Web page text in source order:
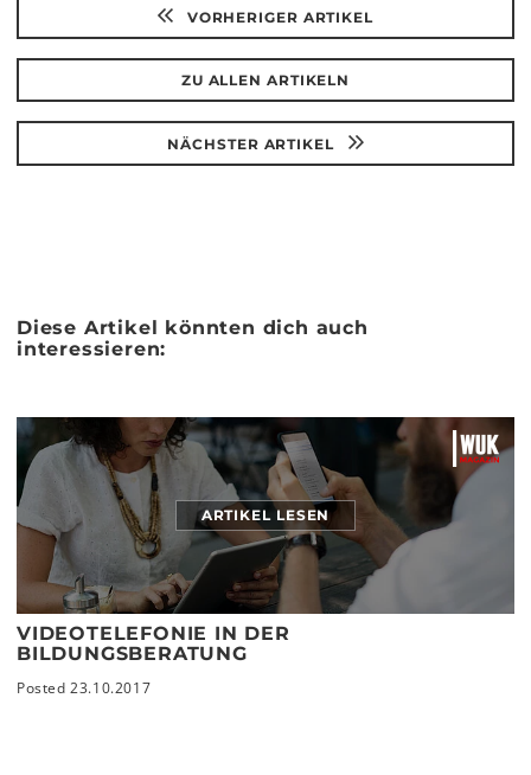
VORHERIGER ARTIKEL
ZU ALLEN ARTIKELN
NÄCHSTER ARTIKEL
Diese Artikel könnten dich auch
interessieren:
ARTIKEL LESEN
VIDEOTELEFONIE IN DER
BILDUNGSBERATUNG
Posted 23.10.2017